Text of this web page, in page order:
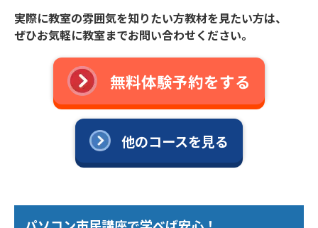
実際に教室の雰囲気を知りたい方教材を見たい方は、
ぜひお気軽に教室までお問い合わせください。
無料体験予約をする
他のコースを見る